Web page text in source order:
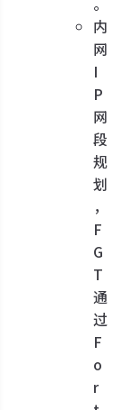
内
网
I
P
网
段
规
划
，
F
G
T
通
过
F
o
r